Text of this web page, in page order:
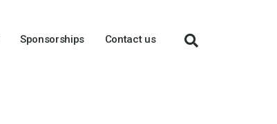
Sponsorships Contact us